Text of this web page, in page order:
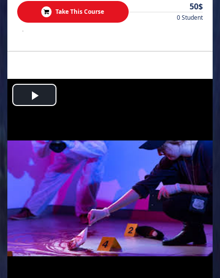
Take This Course 50$
0 Student
.
Play